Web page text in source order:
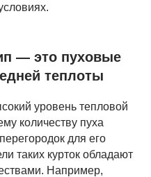
— это пуховые
теплоты
уровень тепловой
количеству пуха
для его
таких курток обладают
Например,